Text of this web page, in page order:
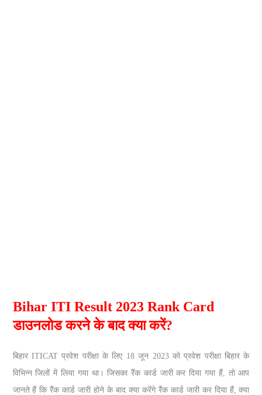
Bihar ITI Result 2023 Rank Card
डाउनलोड करने के बाद क्या करें?
बिहार ITICAT प्रवेश परीक्षा के लिए 18 जून 2023 को प्रवेश परीक्षा बिहार के
विभिन्न जिलों में लिया गया था। जिसका रैंक कार्ड जारी कर दिया गया हैं, तो आप
जानते हैं कि रैंक कार्ड जारी होने के बाद क्या करेंगे रैंक कार्ड जारी कर दिया हैं, क्या